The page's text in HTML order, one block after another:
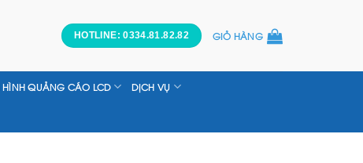
HOTLINE: 0334.81.82.82 GIỎ HÀNG
QUẢNG CÁO LCD DỊCH VỤ